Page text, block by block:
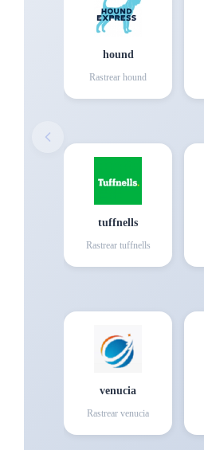
hound
Rastrear hound
tuffnells
Rastrear tuffnells
venucia
Rastrear venucia